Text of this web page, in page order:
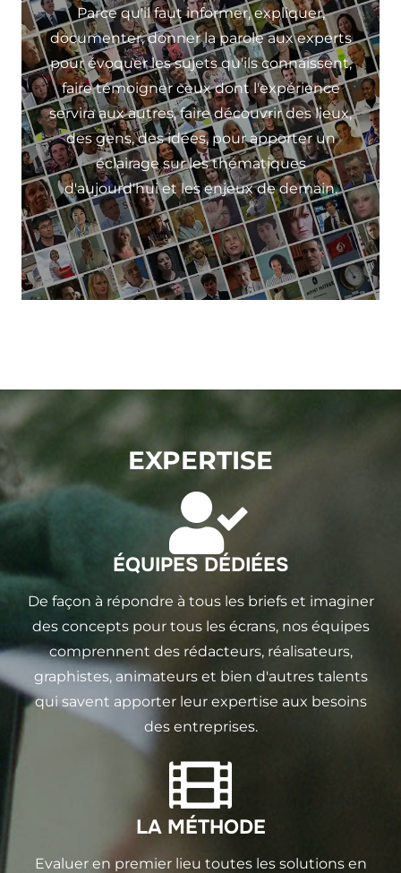
Parce qu'il faut informer, expliquer,
documenter, donner la parole aux experts
pour évoquer les sujets qu'ils connaissent,
faire témoigner ceux dont l'expérience
servira aux autres, faire découvrir des lieux,
des gens, des idées, pour apporter un
éclairage sur les thématiques
d'aujourd'hui et les enjeux de demain.
EXPERTISE
ÉQUIPES DÉDIÉES
De façon à répondre à tous les briefs et imaginer
des concepts pour tous les écrans, nos équipes
comprennent des rédacteurs, réalisateurs,
graphistes, animateurs et bien d'autres talents
qui savent apporter leur expertise aux besoins
des entreprises.
LA MÉTHODE
Evaluer en premier lieu toutes les solutions en